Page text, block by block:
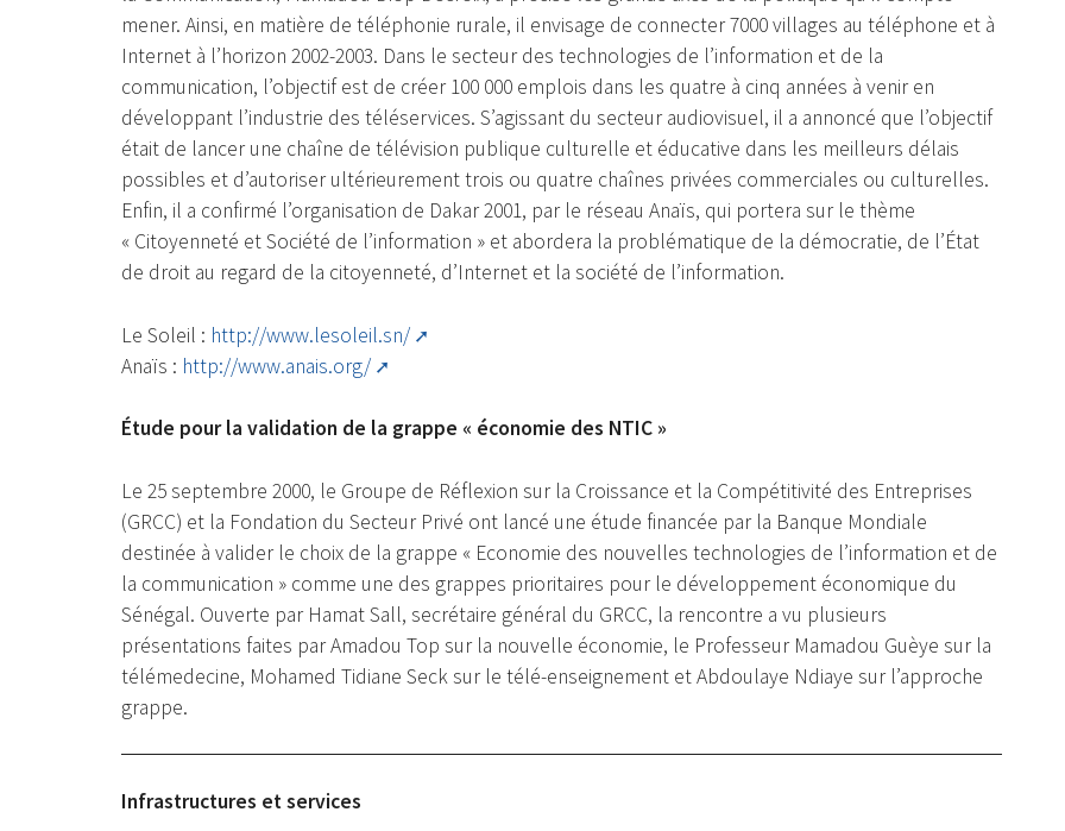
mener. Ainsi, en matière de téléphonie rurale, il envisage de connecter 7000 villages au téléphone et à
Internet à l’horizon 2002-2003. Dans le secteur des technologies de l’information et de la
communication, l’objectif est de créer 100 000 emplois dans les quatre à cinq années à venir en
développant l’industrie des téléservices. S’agissant du secteur audiovisuel, il a annoncé que l’objectif
était de lancer une chaîne de télévision publique culturelle et éducative dans les meilleurs délais
possibles et d’autoriser ultérieurement trois ou quatre chaînes privées commerciales ou culturelles.
Enfin, il a confirmé l’organisation de Dakar 2001, par le réseau Anaïs, qui portera sur le thème
« Citoyenneté et Société de l’information » et abordera la problématique de la démocratie, de l’État
de droit au regard de la citoyenneté, d’Internet et la société de l’information.
Le Soleil : http://www.lesoleil.sn/
Anaïs : http://www.anais.org/
Étude pour la validation de la grappe « économie des NTIC »
Le 25 septembre 2000, le Groupe de Réflexion sur la Croissance et la Compétitivité des Entreprises
(GRCC) et la Fondation du Secteur Privé ont lancé une étude financée par la Banque Mondiale
destinée à valider le choix de la grappe « Economie des nouvelles technologies de l’information et de
la communication » comme une des grappes prioritaires pour le développement économique du
Sénégal. Ouverte par Hamat Sall, secrétaire général du GRCC, la rencontre a vu plusieurs
présentations faites par Amadou Top sur la nouvelle économie, le Professeur Mamadou Guèye sur la
télémedecine, Mohamed Tidiane Seck sur le télé-enseignement et Abdoulaye Ndiaye sur l’approche
grappe.
Infrastructures et services